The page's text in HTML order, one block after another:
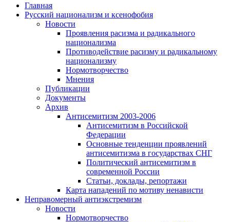
Главная
Русский национализм и ксенофобия
Новости
Проявления расизма и радикального
национализма
Противодействие расизму и радикальному
национализму
Нормотворчество
Мнения
Публикации
Документы
Архив
Антисемитизм 2003-2006
Антисемитизм в Российской
Федерации
Основные тенденции проявлений
антисемитизма в государствах СНГ
Политический антисемитизм в
современной России
Статьи, доклады, репортажи
Карта нападений по мотиву ненависти
Неправомерный антиэкстремизм
Новости
Нормотворчество